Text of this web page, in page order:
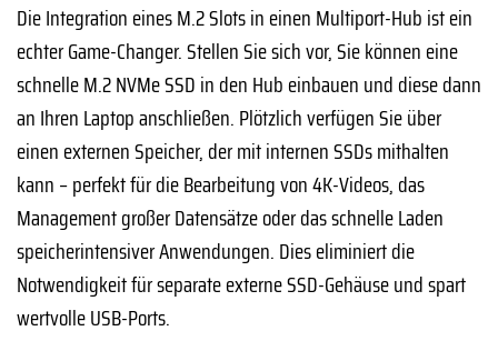
Die Integration eines M.2 Slots in einen Multiport-Hub ist ein
echter Game-Changer. Stellen Sie sich vor, Sie können eine
schnelle M.2 NVMe SSD in den Hub einbauen und diese dann
an Ihren Laptop anschließen. Plötzlich verfügen Sie über
einen externen Speicher, der mit internen SSDs mithalten
kann – perfekt für die Bearbeitung von 4K-Videos, das
Management großer Datensätze oder das schnelle Laden
speicherintensiver Anwendungen. Dies eliminiert die
Notwendigkeit für separate externe SSD-Gehäuse und spart
wertvolle USB-Ports.